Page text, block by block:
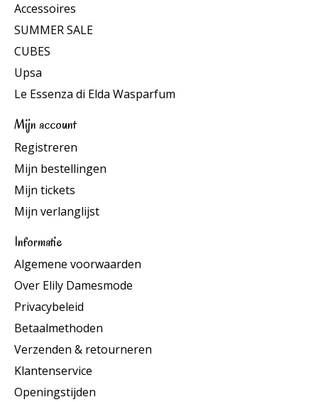
Accessoires
SUMMER SALE
CUBES
Upsa
Le Essenza di Elda Wasparfum
Mijn account
Registreren
Mijn bestellingen
Mijn tickets
Mijn verlanglijst
Informatie
Algemene voorwaarden
Over Elily Damesmode
Privacybeleid
Betaalmethoden
Verzenden & retourneren
Klantenservice
Openingstijden